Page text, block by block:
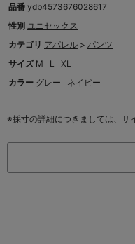
品番 ydb4573676028617
性別 ユニセックス
カテゴリ アパレル > パンツ
サイズ M L
XL
カラー グレー ネイビー
※採寸の詳細につきましては、 サ